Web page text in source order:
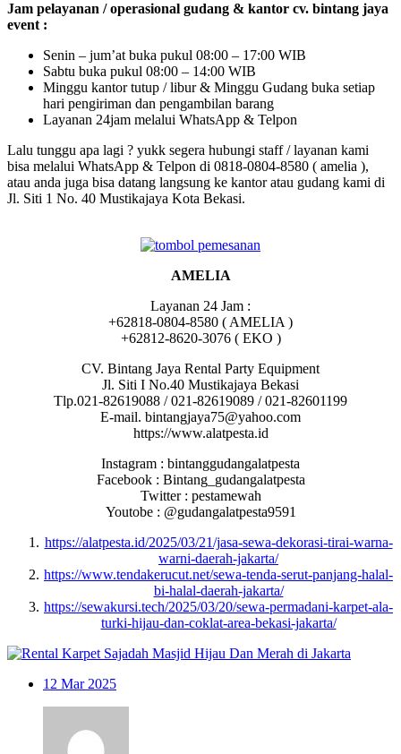
Jam pelayanan / operasional gudang & kantor cv. bintang jaya
event :
Senin – jum’at buka pukul 08:00 – 17:00 WIB
Sabtu buka pukul 08:00 – 14:00 WIB
Minggu kantor tutup / libur & Minggu Gudang buka setiap
hari pengiriman dan pengambilan barang
Layanan 24jam melalui WhatsApp & Telpon
Lalu tunggu apa lagi ? yukk segera hubungi staff / layanan kami
bisa melalui WhatsApp & Telpon di 0818-0804-8580 ( amelia ),
atau anda juga bisa datang langsung ke kantor atau gudang kami di
Jl. Siti 1 No. 40 Mustikajaya Kota Bekasi.
AMELIA
Layanan 24 Jam :
+62818-0804-8580 ( AMELIA )
+62812-8620-3076 ( EKO )
CV. Bintang Jaya Rental Party Equipment
Jl. Siti I No.40 Mustikajaya Bekasi
Tlp.021-82619088 / 021-82619089 / 021-82601199
E-mail. bintangjaya75@yahoo.com
https://www.alatpesta.id
Instagram : bintanggudangalatpesta
Facebook : Bintang_gudangalatpesta
Twitter : pestamewah
Youtobe : @gudangalatpesta9591
https://alatpesta.id/2025/03/21/jasa-sewa-dekorasi-tirai-warna-
warni-daerah-jakarta/
https://www.tendakerucut.net/sewa-tenda-serut-panjang-halal-
bi-halal-daerah-jakarta/
https://sewakursi.tech/2025/03/20/sewa-permadani-karpet-ala-
turki-hijau-dan-coklat-area-bekasi-jakarta/
12 Mar 2025